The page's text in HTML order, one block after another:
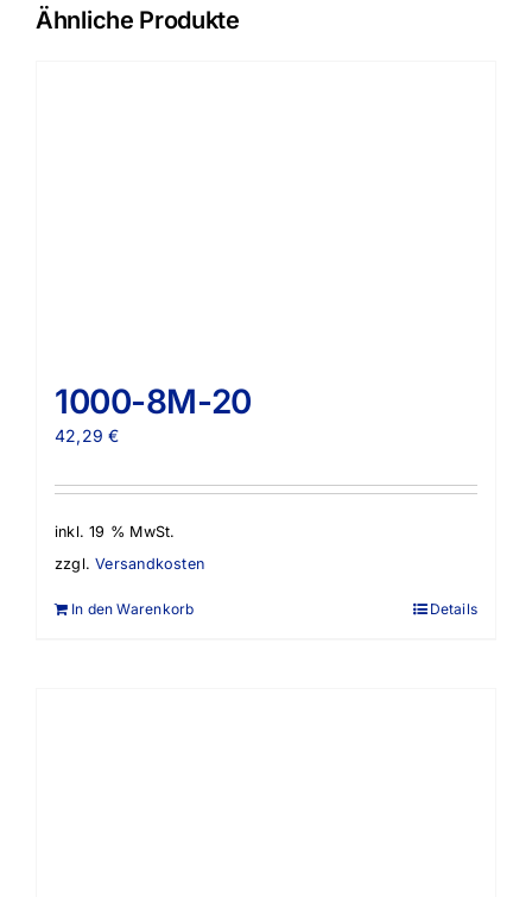
Ähnliche Produkte
1000-8M-20
42,29€
inkl. 19 % MwSt.
zzgl.Versandkosten
In den Warenkorb Details